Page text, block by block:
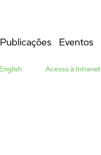
Publicações Eventos
English Acesso à Intranet